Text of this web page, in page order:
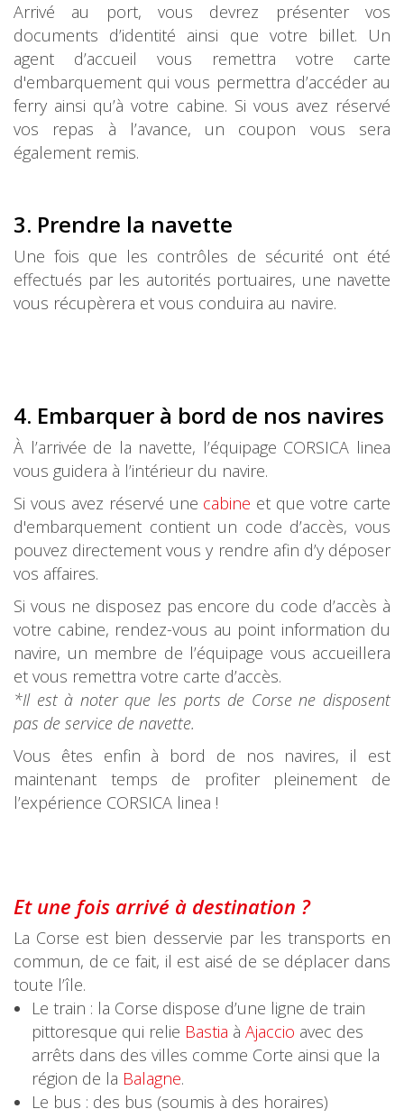
Arrivé au port, vous devrez présenter vos
documents d’identité ainsi que votre billet. Un
agent d’accueil vous remettra votre carte
d'embarquement qui vous permettra d’accéder au
ferry ainsi qu’à votre cabine. Si vous avez réservé
vos repas à l’avance, un coupon vous sera
également remis.
3. Prendre la navette
Une fois que les contrôles de sécurité ont été
effectués par les autorités portuaires, une navette
vous récupèrera et vous conduira au navire.
4. Embarquer à bord de nos navires
À l’arrivée de la navette, l’équipage CORSICA linea
vous guidera à l’intérieur du navire.
Si vous avez réservé une cabine et que votre carte
d'embarquement contient un code d’accès, vous
pouvez directement vous y rendre afin d’y déposer
vos affaires.
Si vous ne disposez pas encore du code d’accès à
votre cabine, rendez-vous au point information du
navire, un membre de l’équipage vous accueillera
et vous remettra votre carte d’accès.
*Il est à noter que les ports de Corse ne disposent
pas de service de navette.
Vous êtes enfin à bord de nos navires, il est
maintenant temps de profiter pleinement de
l’expérience CORSICA linea !
Et une fois arrivé à destination ?
La Corse est bien desservie par les transports en
commun, de ce fait, il est aisé de se déplacer dans
toute l’île.
Le train : la Corse dispose d’une ligne de train
pittoresque qui relie Bastia à Ajaccio avec des
arrêts dans des villes comme Corte ainsi que la
région de la Balagne.
Le bus : des bus (soumis à des horaires)